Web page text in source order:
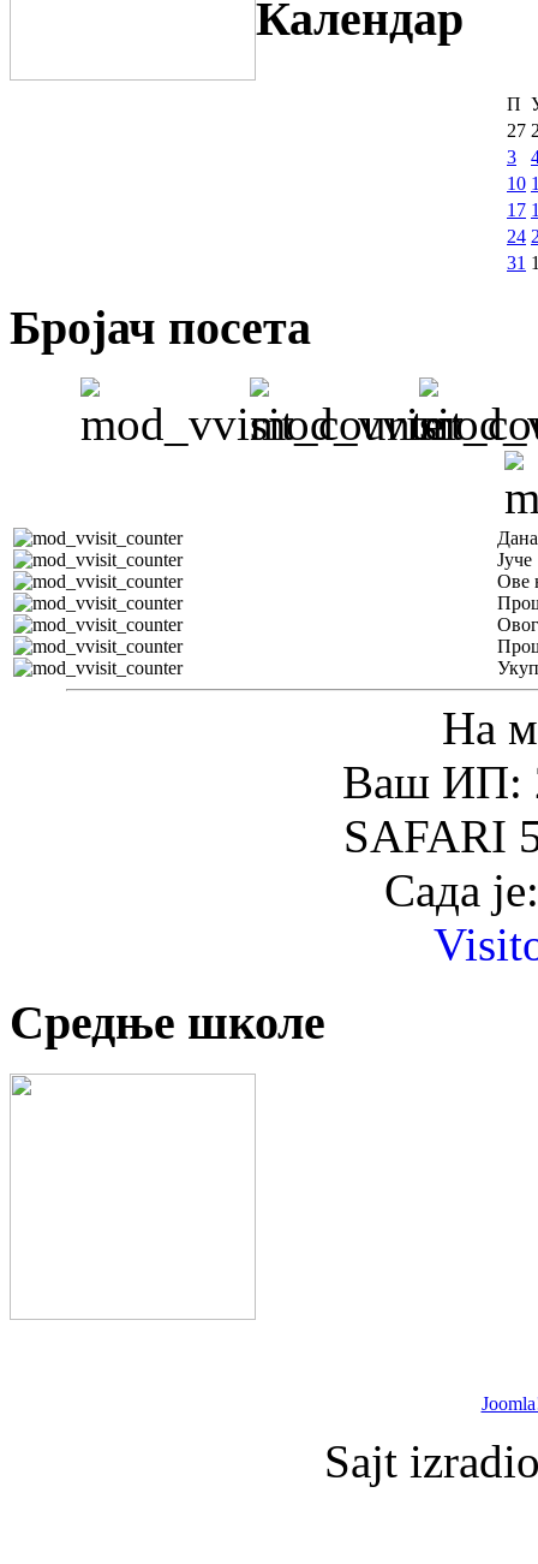
Календар
П
27
3
10
17
24
31
Бројач посета
Јуче
Ове
На
Ваш ИП:
SAFARI
Сада
Средње школе
Sajt